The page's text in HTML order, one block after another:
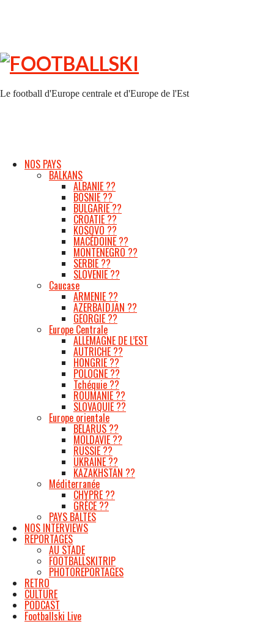
FOOTBALLSKI
Le football d'Europe centrale et d'Europe de l'Est
NOS PAYS
BALKANS
ALBANIE ??
BOSNIE ??
BULGARIE ??
CROATIE ??
KOSOVO ??
MACÉDOINE ??
MONTENEGRO ??
SERBIE ??
SLOVENIE ??
Caucase
ARMENIE ??
AZERBAÏDJAN ??
GEORGIE ??
Europe Centrale
ALLEMAGNE DE L’EST
AUTRICHE ??
HONGRIE ??
POLOGNE ??
Tchéquie ??
ROUMANIE ??
SLOVAQUIE ??
Europe orientale
BELARUS ??
MOLDAVIE ??
RUSSIE ??
UKRAINE ??
KAZAKHSTAN ??
Méditerranée
CHYPRE ??
GRÈCE ??
PAYS BALTES
NOS INTERVIEWS
REPORTAGES
AU STADE
FOOTBALLSKITRIP
PHOTOREPORTAGES
RETRO
CULTURE
PODCAST
Footballski Live